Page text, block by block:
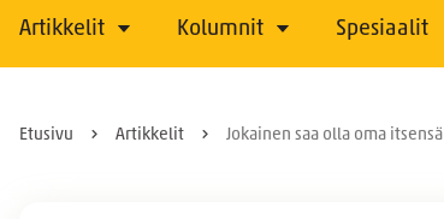
Artikkelit Kolumnit Spesiaalit
Etusivu Artikkelit Jokainen saa olla oma itsensä